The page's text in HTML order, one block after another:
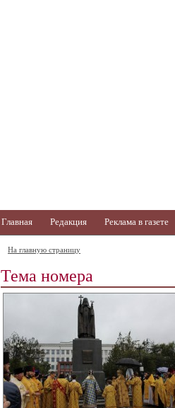
Главная Редакция Реклама в газете
На главную страницу
Тема номера